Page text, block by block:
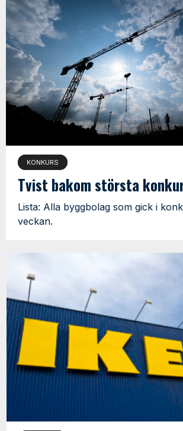
KONKURS
Tvist bakom största
Lista: Alla byggbolag som gick i
veckan.